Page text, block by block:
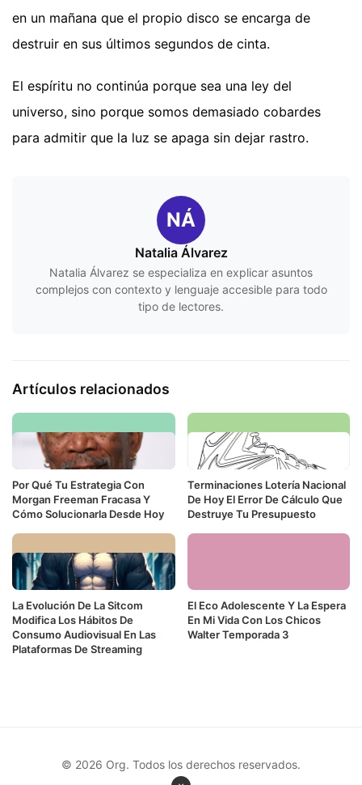
en un mañana que el propio disco se encarga de
destruir en sus últimos segundos de cinta.
El espíritu no continúa porque sea una ley del
universo, sino porque somos demasiado cobardes
para admitir que la luz se apaga sin dejar rastro.
NÁ
Natalia Álvarez
Natalia Álvarez se especializa en explicar asuntos
complejos con contexto y lenguaje accesible para todo
tipo de lectores.
Artículos relacionados
Por Qué Tu Estrategia Con
Morgan Freeman Fracasa Y
Cómo Solucionarla Desde Hoy
Terminaciones Lotería Nacional
De Hoy El Error De Cálculo Que
Destruye Tu Presupuesto
La Evolución De La Sitcom
Modifica Los Hábitos De
Consumo Audiovisual En Las
Plataformas De Streaming
El Eco Adolescente Y La Espera
En Mi Vida Con Los Chicos
Walter Temporada 3
© 2026 Org. Todos los derechos reservados.